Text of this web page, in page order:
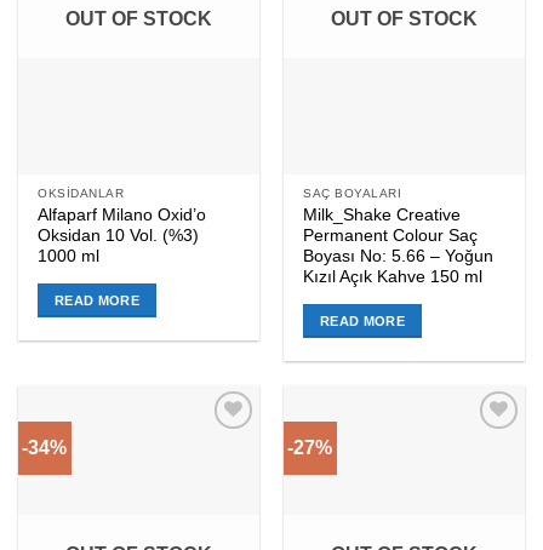
OUT OF STOCK
OKSIDANLAR
Alfaparf Milano Oxid’o
Oksidan 10 Vol. (%3)
1000 ml
READ MORE
OUT OF STOCK
SAÇ BOYALARI
Milk_Shake Creative
Permanent Colour Saç
Boyası No: 5.66 – Yoğun
Kızıl Açık Kahve 150 ml
READ MORE
-34% -27%